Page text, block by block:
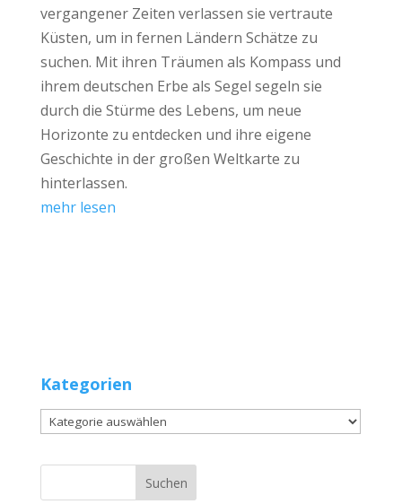
vergangener Zeiten verlassen sie vertraute
Küsten, um in fernen Ländern Schätze zu
suchen. Mit ihren Träumen als Kompass und
ihrem deutschen Erbe als Segel segeln sie
durch die Stürme des Lebens, um neue
Horizonte zu entdecken und ihre eigene
Geschichte in der großen Weltkarte zu
hinterlassen.
mehr lesen
Kategorien
Kategorien